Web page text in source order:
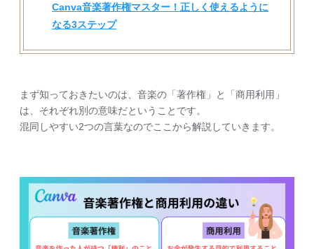
Canva音楽著作権マスター！正しく使えるように
なる3ステップ
まず知っておきたいのは、音楽の「著作権」と「商用利用」
は、それぞれ別の意味だということです。
混同しやすい2つの言葉なのでここから解説していきます。